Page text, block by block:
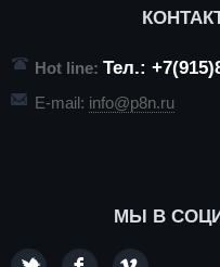
Hot line: Тел.:
E-mail: info@p8n.ru
МЫ В